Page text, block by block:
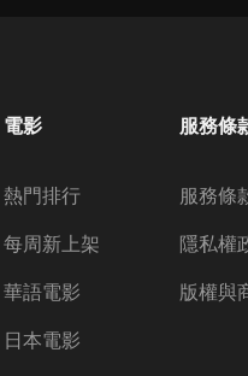
電影
熱門排行
每周新上架
華語電影
日本電影
服務條
服務條
隱私權
版權與